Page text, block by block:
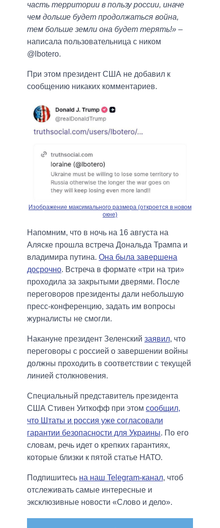
часть территории в пользу россии, иначе
чем дольше будет продолжаться война,
тем больше земли она будет терять!» –
написала пользовательница с ником
@lbotero.
При этом президент США не добавил к
сообщению никаких комментариев.
Изображение максимального размера (откроется в новом
окне)
Напомним, что в ночь на 16 августа на
Аляске прошла встреча Дональда Трампа и
владимира путина. Она была завершена
досрочно. Встреча в формате «три на три»
проходила за закрытыми дверями. После
переговоров президенты дали небольшую
пресс-конференцию, задать им вопросы
журналисты не смогли.
Накануне президент Зеленский заявил, что
переговоры с россией о завершении войны
должны проходить в соответствии с текущей
линией столкновения.
Специальный представитель президента
США Стивен Уиткофф при этом сообщил,
что Штаты и россия уже согласовали
гарантии безопасности для Украины. По его
словам, речь идет о крепких гарантиях,
которые близки к пятой статье НАТО.
Подпишитесь на наш Telegram-канал, чтоб
отслеживать самые интересные и
эксклюзивные новости «Слово и дело».